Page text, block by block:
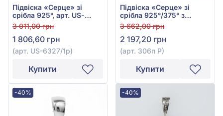
Підвіска «Серце» зі
срібла 925°, арт. US-
6327/1р
3 011,00 грн
1 806,60 грн
(арт. US-6327/1р)
Купити
Підвіска «Серце» зі
срібла 925°/375° з
фіанітом/куб.цирконієм,
арт. 306п Р
3 662,00 грн
2 197,20 грн
(арт. 306п Р)
Купити
-40% -40%